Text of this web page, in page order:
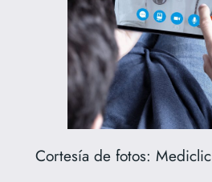
Cortesía de fotos: Mediclic